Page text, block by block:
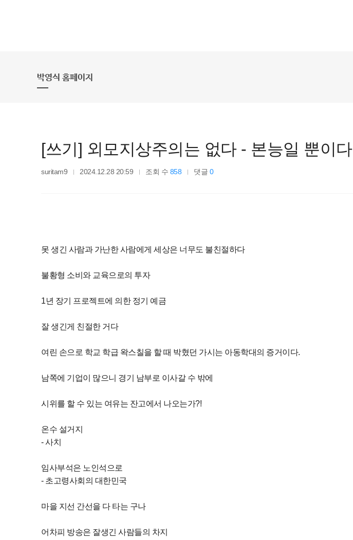
박영식 홈페이지
[쓰기] 외모지상주의는 없다 - 본능일 뿐이다
suritam9 2024.12.28 20:59 조회 수 858 댓글 0
못 생긴 사람과 가난한 사람에게 세상은 너무도 불친절하다
불황형 소비와 교육으로의 투자
1년 장기 프로젝트에 의한 정기 예금
잘 생긴게 친절한 거다
여린 손으로 학교 학급 왁스칠을 할 때 박혔던 가시는 아동학대의 증거이다.
남쪽에 기업이 많으니 경기 남부로 이사갈 수 밖에
시위를 할 수 있는 여유는 잔고에서 나오는가?!
온수 설거지
- 사치
임사부석은 노인석으로
- 초고령사회의 대한민국
마을 지선 간선을 다 타는 구나
어차피 방송은 잘생긴 사람들의 차지